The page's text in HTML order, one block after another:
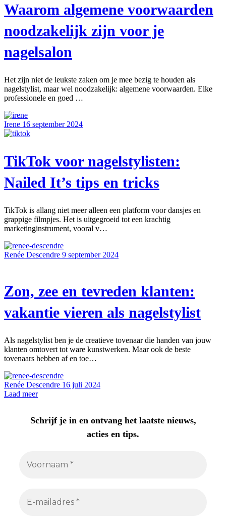
Waarom algemene voorwaarden
noodzakelijk zijn voor je
nagelsalon
Het zijn niet de leukste zaken om je mee bezig te houden als
nagelstylist, maar wel noodzakelijk: algemene voorwaarden. Elke
professionele en goed …
Irene 16 september 2024
TikTok voor nagelstylisten:
Nailed It’s tips en tricks
TikTok is allang niet meer alleen een platform voor dansjes en
grappige filmpjes. Het is uitgegroeid tot een krachtig
marketinginstrument, vooral v…
Renée Descendre 9 september 2024
Zon, zee en tevreden klanten:
vakantie vieren als nagelstylist
Als nagelstylist ben je de creatieve tovenaar die handen van jouw
klanten omtovert tot ware kunstwerken. Maar ook de beste
tovenaars hebben af en toe…
Renée Descendre 16 juli 2024
Laad meer
Schrijf je in en ontvang het laatste nieuws,
acties en tips.